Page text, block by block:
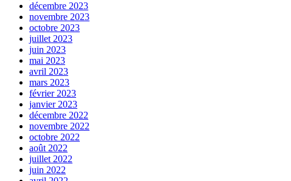
décembre 2023
novembre 2023
octobre 2023
juillet 2023
juin 2023
mai 2023
avril 2023
mars 2023
février 2023
janvier 2023
décembre 2022
novembre 2022
octobre 2022
août 2022
juillet 2022
juin 2022